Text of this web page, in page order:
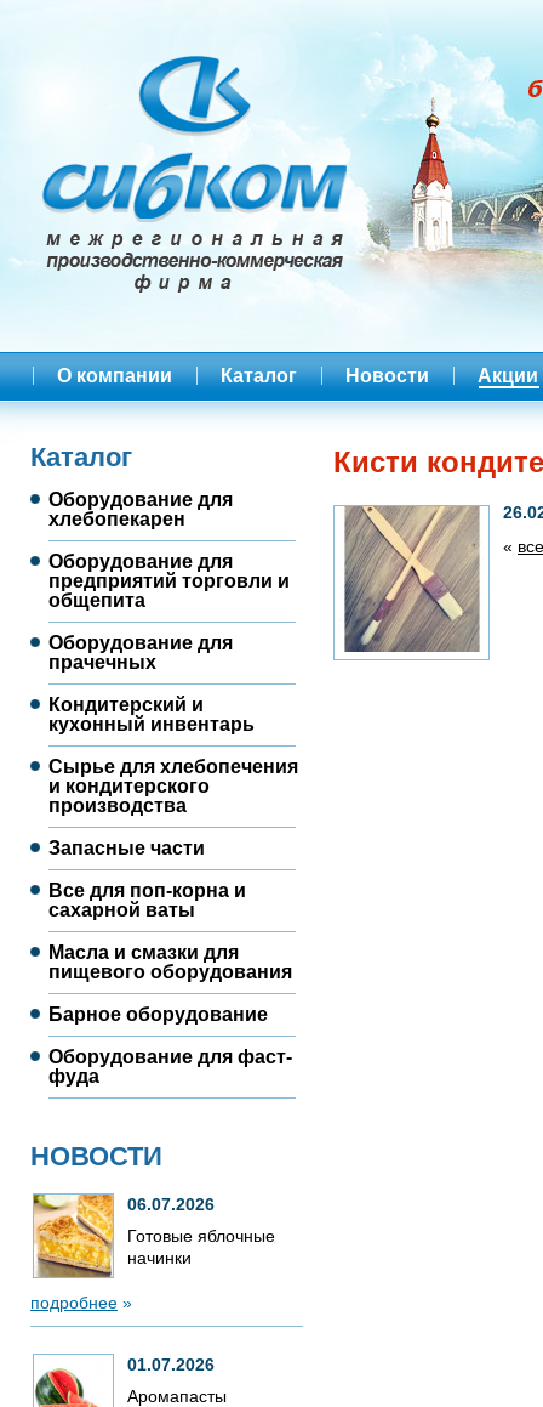
О компании Каталог Новости Акции
Каталог
Оборудование для
хлебопекарен
Оборудование для
предприятий торговли и
общепита
Оборудование для
прачечных
Кондитерский и
кухонный инвентарь
Сырье для хлебопечения
и кондитерского
производства
Запасные части
Все для поп-корна и
сахарной ваты
Масла и смазки для
пищевого оборудования
Барное оборудование
Оборудование для фаст-
фуда
НОВОСТИ
06.07.2026
Готовые яблочные
начинки
подробнее »
01.07.2026
Аромапасты
Кисти
«